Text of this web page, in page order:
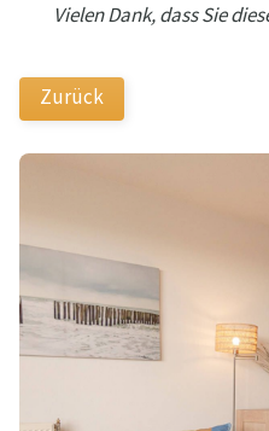
Vielen Dank, dass Sie
Zurück